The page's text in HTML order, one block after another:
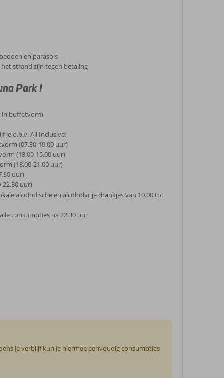
en parasols
strand zijn tegen betaling
Park I
in buffetvorm
je o.b.v. All Inclusive:
(07.30-10.00 uur)
(13.00-15.00 uur)
(18.00-21.00 uur)
uur)
22.30 uur)
alcoholische en alcoholvrije drankjes van 10.00 tot
consumpties na 22.30 uur
je verblijf kun je hiermee eenvoudig consumpties